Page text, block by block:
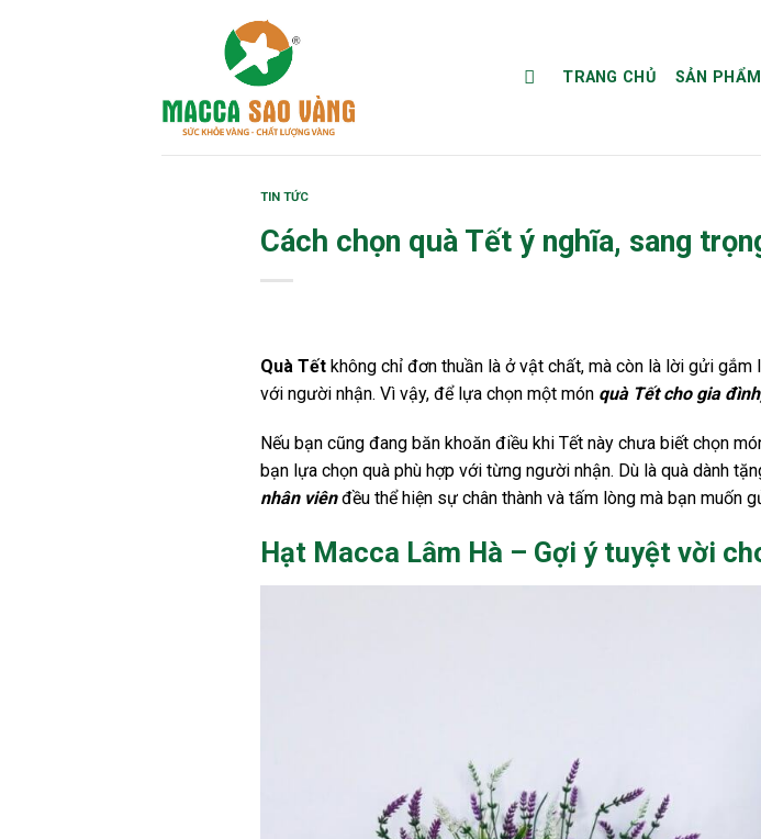
TRANG CHỦ SẢN PHẨM
TIN TỨC
Cách chọn quà Tết ý nghĩa, sang
Quà Tết không chỉ đơn thuần là ở vật chất, mà còn là lời gửi
với người nhận. Vì vậy, để lựa chọn một món quà Tết cho gia
Nếu bạn cũng đang băn khoăn điều khi Tết này chưa biết chọn
bạn lựa chọn quà phù hợp với từng người nhận. Dù là quà dành
nhân viênđều thể hiện sự chân thành và tấm lòng mà bạn muốn
Hạt Macca Lâm Hà – Gợi ý tuyệt vời